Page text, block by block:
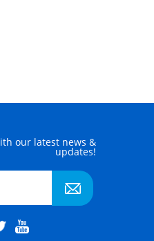
our latest news &
updates!